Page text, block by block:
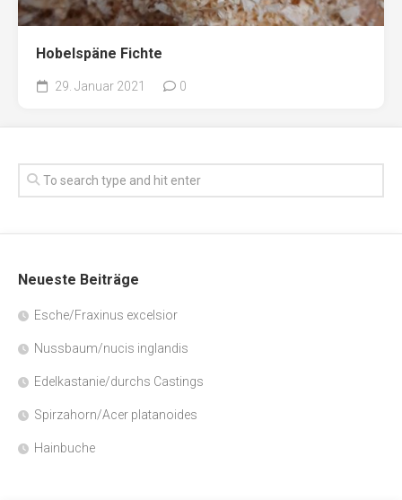
Hobelspäne Fichte
29. Januar 2021 0
Neueste Beiträge
Esche/Fraxinus excelsior
Nussbaum/nucis inglandis
Edelkastanie/durchs Castings
Spirzahorn/Acer platanoides
Hainbuche